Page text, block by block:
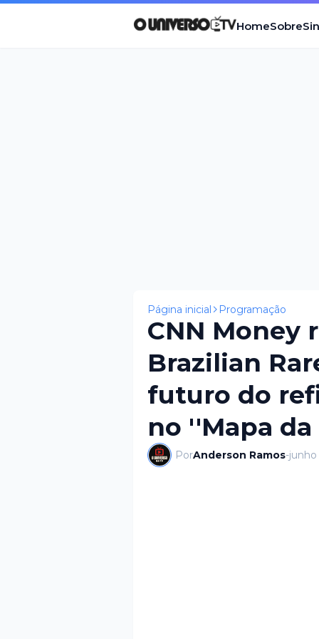
HomeSobre
Página inicial Programação
CNN Money
Brazilian
futuro do
no ''Mapa
PorAnderson Ramos-junho